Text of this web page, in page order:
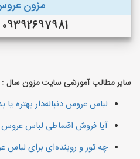
مزون
09392697981 (فريدونكنار)
سایر مطالب آموزشی سایت مزون سال :
لباس عروس دنباله‌دار بهتره یا
آیا فروش اقساطی لباس عروس
چه تور و روبنده‌ای برای لباس